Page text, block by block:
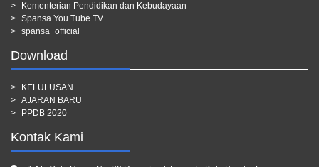
Kementerian Pendidikan dan Kebudayaan
Spansa You Tube TV
spansa_official
Download
KELULUSAN
AJARAN BARU
PPDB 2020
Kontak Kami